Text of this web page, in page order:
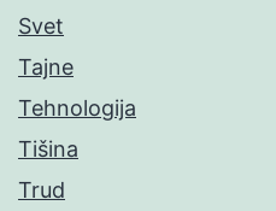
Svet
Tajne
Tehnologija
Tišina
Trud